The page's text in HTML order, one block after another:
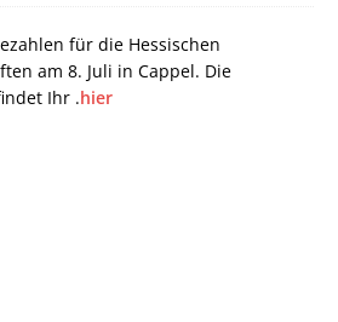
für die Hessischen
am 8. Juli in Cappel. Die
Ihr .hier